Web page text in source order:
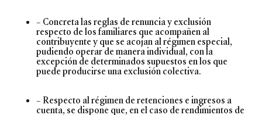
– Concreta las reglas de renuncia y exclusión
respecto de los familiares que acompañen al
contribuyente y que se acojan al régimen especial,
pudiendo operar de manera individual, con la
excepción de determinados supuestos en los que
puede producirse una exclusión colectiva.
– Respecto al régimen de retenciones e ingresos a
cuenta, se dispone que, en el caso de rendimientos de